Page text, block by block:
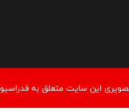
اين سايت متعلق به